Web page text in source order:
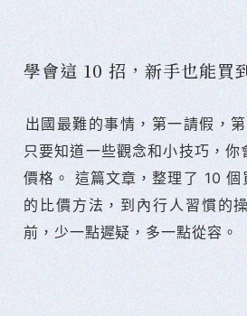
學會這 10 招，新手也能買
出國最難的事情，第一請假，
只要知道一些觀念和小技巧，
價格。 這篇文章，整理了 10
的比價方法，到內行人習慣的
前，少一點遲疑，多一點從容。